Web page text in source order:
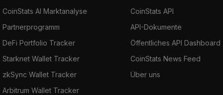
CoinStats AI Marktanalyse
Partnerprogramm
DeFi Portfolio Tracker
Starknet Wallet Tracker
zkSync Wallet Tracker
Arbitrum Wallet Tracker
CoinStats API
API-Dokumente
Öffentliches API Dashboard
CoinStats News Feed
Über uns